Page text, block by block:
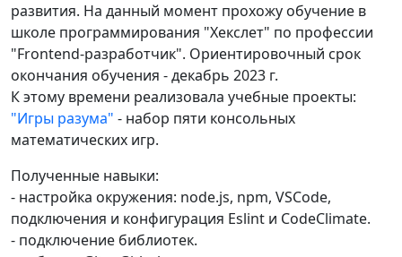
развития. На данный момент прохожу обучение в
школе программирования "Хекслет" по профессии
"Frontend-разработчик". Ориентировочный срок
окончания обучения - декабрь 2023 г.
К этому времени реализовала учебные проекты:
"Игры разума" - набор пяти консольных
математических игр.
Полученные навыки:
- настройка окружения: node.js, npm, VSCode,
подключения и конфигурация Eslint и CodeClimate.
- подключение библиотек.